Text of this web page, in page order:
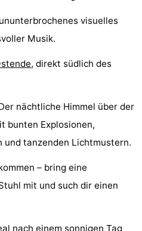
ununterbrochenes visuelles
Musik.
, direkt südlich des
nächtliche Himmel über der
bunten Explosionen,
und tanzenden Lichtmustern.
– bring eine
mit und such dir einen
nach einem sonnigen Tag